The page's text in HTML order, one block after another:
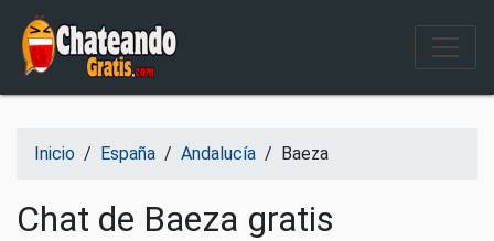
Salir del contenido
Inicio / España / Andalucía / Baeza
Chat de Baeza gratis